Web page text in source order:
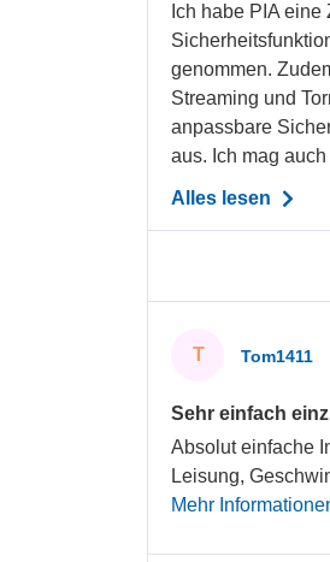
Ich habe PIA
genommen.
Streaming und
anpassbare
aus. Ich mag
Alles lesen
T Tom1411
Sehr einfach
Absolut einfache
Leisung,
Mehr